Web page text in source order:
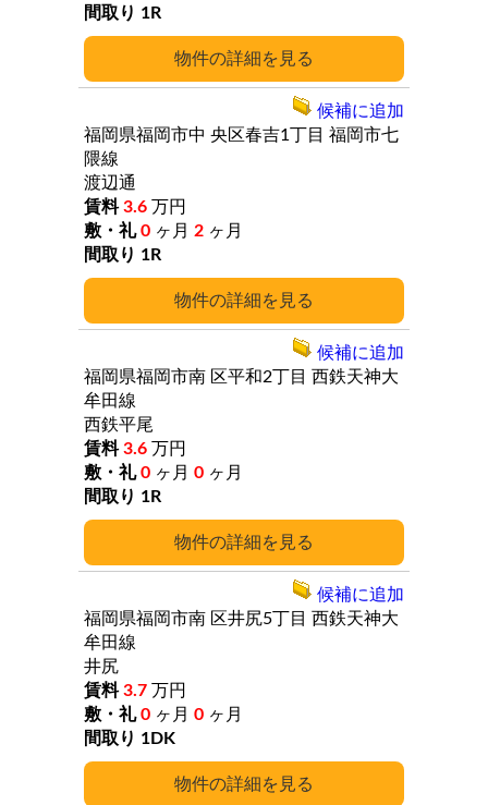
詳細
1R
詳細
福岡県福岡市中 央区春吉1丁目 福岡市七
隈線
渡辺通
3.6 万円
0 ヶ月 2 ヶ月
1R
候補に追加
詳細
福岡県福岡市南 区平和2丁目 西鉄天神大
牟田線
西鉄平尾
3.6 万円
0 ヶ月 0 ヶ月
1R
候補に追加
詳細
福岡県福岡市南 区井尻5丁目 西鉄天神大
牟田線
井尻
3.7 万円
0 ヶ月 0 ヶ月
1DK
候補に追加